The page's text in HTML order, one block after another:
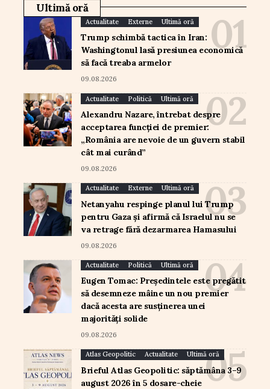
Ultimă oră
Actualitate Externe Ultimă oră
Trump schimbă tactica în Iran:
Washingtonul lasă presiunea economică
să facă treaba armelor
09.08.2026
Actualitate Politică Ultimă oră
Alexandru Nazare, întrebat despre
acceptarea funcției de premier:
„România are nevoie de un guvern stabil
cât mai curând”
09.08.2026
Actualitate Externe Ultimă oră
Netanyahu respinge planul lui Trump
pentru Gaza și afirmă că Israelul nu se
va retrage fără dezarmarea Hamasului
09.08.2026
Actualitate Politică Ultimă oră
Eugen Tomac: Președintele este pregătit
să desemneze mâine un nou premier
dacă acesta are susținerea unei
majorități solide
09.08.2026
Atlas Geopolitic Actualitate Ultimă oră
Brieful Atlas Geopolitic: săptămâna 3–9
august 2026 în 5 dosare-cheie